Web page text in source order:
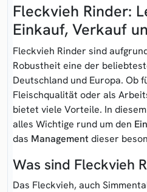
Fleckvieh Rinder:
Einkauf, Verkauf
Fleckvieh Rinder sind
Robustheit eine der
Deutschland und Europa. Ob
Fleischqualität oder als
bietet viele Vorteile. In
alles Wichtige rund um den
das Management dieser
Was sind Fleckvieh
Das Fleckvieh, auch